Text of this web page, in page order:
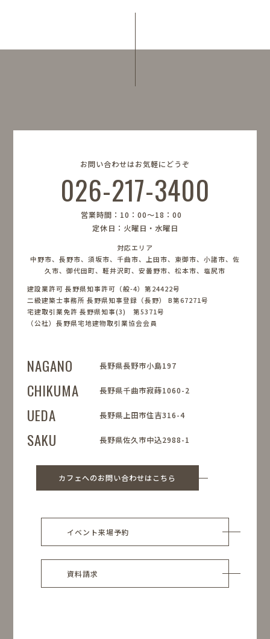
お問い合わせはお気軽にどうぞ
026-217-3400
営業時間：10：00〜18：00
定休日：火曜日・水曜日
対応エリア
中野市、長野市、須坂市、千曲市、上田市、東御市、小諸市、佐
久市、御代田町、軽井沢町、安曇野市、松本市、塩尻市
建設業許可 長野県知事許可（般-4）第24422号
二級建築士事務所 長野県知事登録（長野） B第67271号
宅建取引業免許 長野県知事(3) 第5371号
（公社）長野県宅地建物取引業協会会員
NAGANO 長野県長野市小島197
CHIKUMA 長野県千曲市寂蒔1060-2
UEDA 長野県上田市住吉316-4
SAKU 長野県佐久市中込2988-1
カフェへのお問い合わせはこちら
イベント来場予約
資料請求